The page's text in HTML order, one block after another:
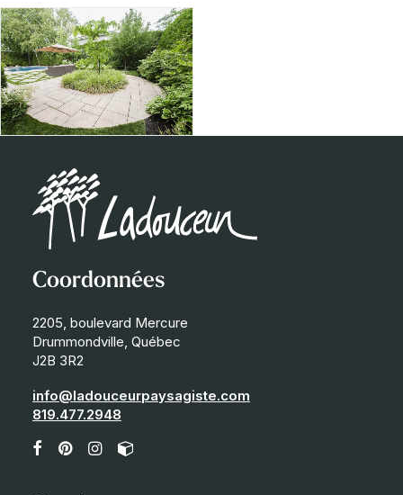
Coordonnées
2205, boulevard Mercure
Drummondville, Québec
J2B 3R2
info@ladouceurpaysagiste.com
819.477.2948